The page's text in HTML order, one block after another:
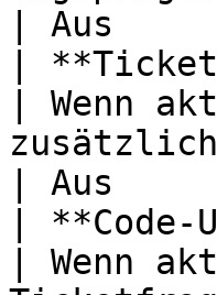
| Aus
|
| Wenn
| Aus
| **Code-
| Wenn